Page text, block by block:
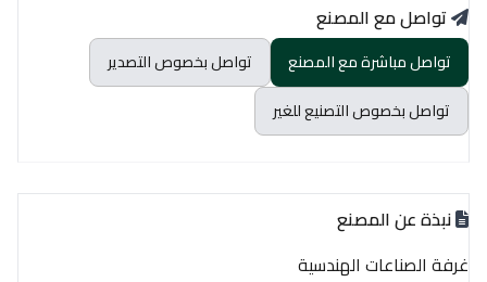
تواصل مع المصنع
تواصل مباشرة مع المصنع
تواصل بخصوص التصدير
تواصل بخصوص التصنيع للغير
نبذة عن المصنع
غرفة الصناعات الهندسية